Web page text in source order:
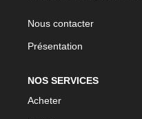
Nous contacter
Présentation
NOS SERVICES
Acheter